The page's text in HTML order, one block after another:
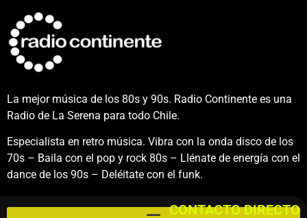
La mejor música de los 80s y 90s. Radio Continente es una
Radio de La Serena para todo Chile.
Especialista en retro música. Vibra con la onda disco de los
70s – Baila con el pop y rock 80s – Llénate de energía con el
dance de los 90s – Deléitate con el funk.
CONTACTO DIRECTO